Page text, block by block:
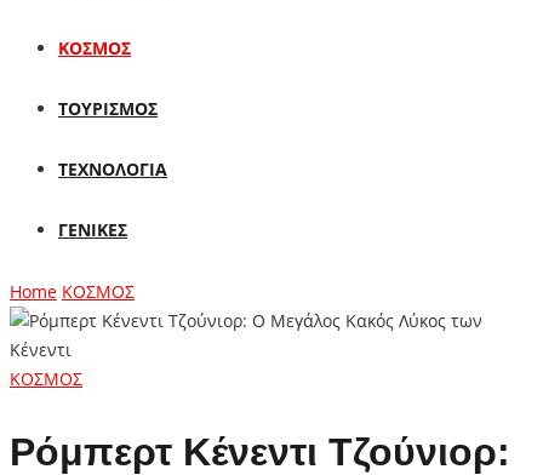
ΚΟΣΜΟΣ
ΤΟΥΡΙΣΜΟΣ
ΤΕΧΝΟΛΟΓΙΑ
ΓΕΝΙΚΕΣ
Home ΚΟΣΜΟΣ
ΚΟΣΜΟΣ
Ρόμπερτ Κένεντι Τζούνιορ: